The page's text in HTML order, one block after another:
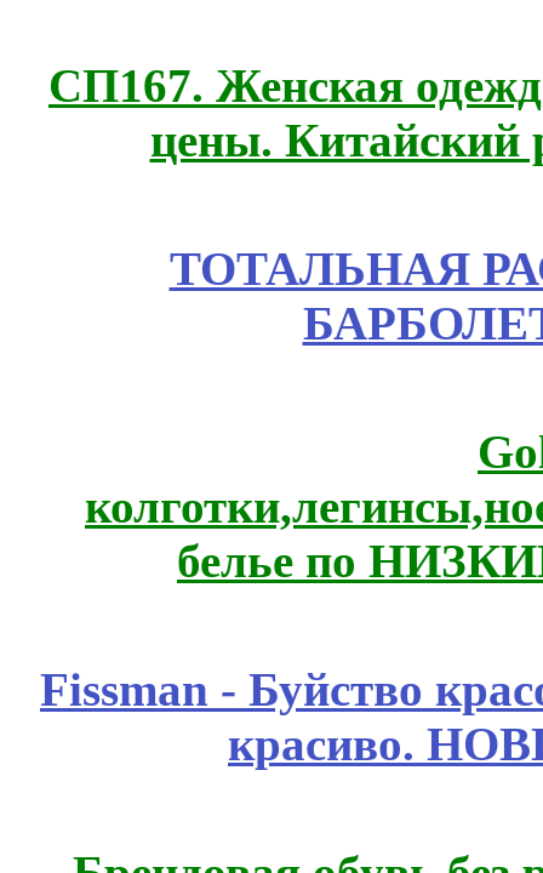
СП167. Женская
цены. Китайский
ТОТАЛЬНАЯ
белье по
Fissmаn - Буйство
красиво.